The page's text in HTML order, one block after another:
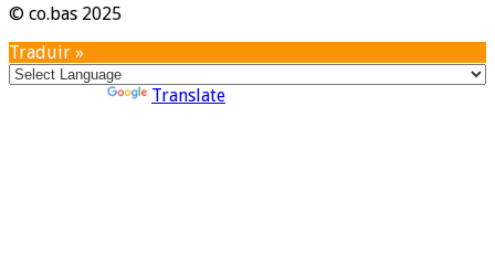
© co.bas 2025
Traduir »
Translate